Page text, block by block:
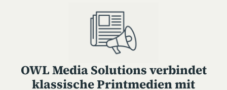
OWL Media Solutions verbindet
klassische Printmedien mit